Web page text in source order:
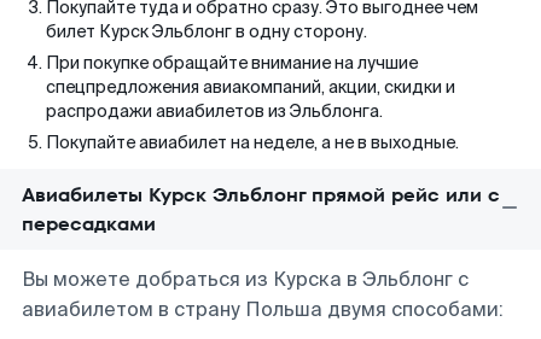
Покупайте туда и обратно сразу. Это выгоднее чем
билет Курск Эльблонг в одну сторону.
При покупке обращайте внимание на лучшие
спецпредложения авиакомпаний, акции, скидки и
распродажи авиабилетов из Эльблонга.
Покупайте авиабилет на неделе, а не в выходные.
Авиабилеты Курск Эльблонг прямой рейс или с
пересадками
Вы можете добраться из Курска в Эльблонг с
авиабилетом в страну Польша двумя способами: